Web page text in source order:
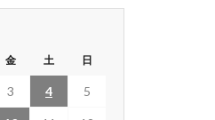
金 土 日
3 4 5